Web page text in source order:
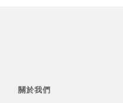
關於我們